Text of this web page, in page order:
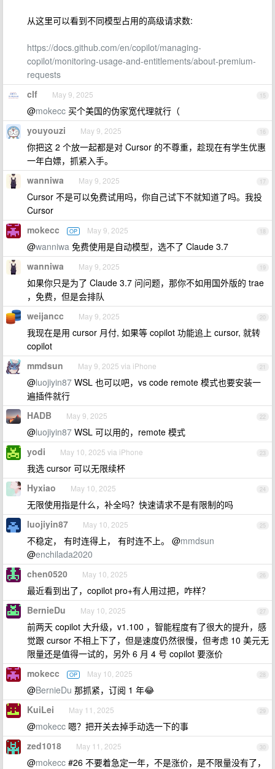
从这里可以看到不同模型占用的高级请求数:
https://docs.github.com/en/copilot/managing-
copilot/monitoring-usage-and-entitlements/about-premium-
requests
15
clf May 9, 2025
@mokecc 买个美国的伪家宽代理就行（
16
youyouzi May 9, 2025
你把这 2 个放一起都是对 Cursor 的不尊重，趁现在有学生优惠
一年白嫖，抓紧入手。
17
wanniwa May 9, 2025
Cursor 不是可以免费试用吗，你自己试下不就知道了吗。我投
Cursor
18
mokecc OP May 9, 2025
@wanniwa 免费使用是自动模型，选不了 Claude 3.7
19
wanniwa May 9, 2025
如果你只是为了 Claude 3.7 问问题，那你不如用国外版的 trae
，免费，但是会排队
20
weijancc May 9, 2025
我现在是用 cursor 月付, 如果等 copilot 功能追上 cursor, 就转
copilot
21
mmdsun May 9, 2025 via iPhone
@luojiyin87 WSL 也可以吧，vs code remote 模式也要安装一
遍插件就行
22
HADB May 9, 2025
@luojiyin87 WSL 可以用的，remote 模式
23
yodi May 10, 2025 via iPhone
我选 cursor 可以无限续杯
24
Hyxiao May 10, 2025
无限使用指是什么，补全吗？快速请求不是有限制的吗
25
luojiyin87 May 10, 2025
不稳定， 有时连得上， 有时连不上。 @mmdsun
@enchilada2020
26
chen0520 May 10, 2025
最近看到出了，copilot pro+有人用过把，咋样？
27
BernieDu May 10, 2025
前两天 copilot 大升级，v1.100 ，智能程度有了很大的提升，感
觉跟 cursor 不相上下了，但是速度仍然很慢，但考虑 10 美元无
限量还是值得一试的，另外 6 月 4 号 copilot 要涨价
28
mokecc OP May 10, 2025
@BernieDu 那抓紧，订阅 1 年😂
29
KuiLei May 11, 2025
@mokecc 嗯？把开关去掉手动选一下的事
30
zed1018 May 11, 2025
@mokecc #26 不要着急定一年，不是涨价，是不限量没有了，